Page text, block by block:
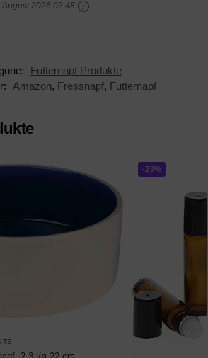
Katzen, kleine...
August 2026 02:48
Futternapf Produkte
Amazon, Fressnapf, Futternapf
-29%